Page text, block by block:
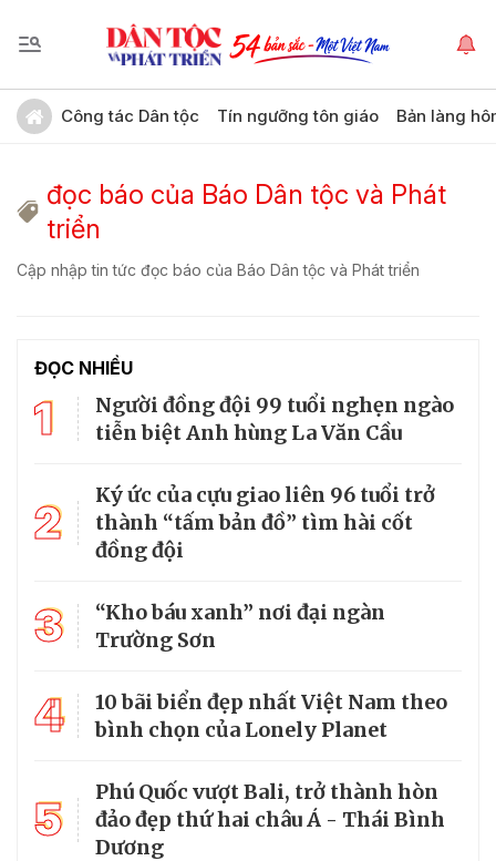
Công tác Dân tộc Tín ngưỡng tôn giáo Bản làng
đọc báo của Báo Dân tộc và Phát
triển
Cập nhập tin tức đọc báo của Báo Dân tộc và Phát triển
ĐỌC NHIỀU
1
Người đồng đội 99 tuổi nghẹn ngào
tiễn biệt Anh hùng La Văn Cầu
2
Ký ức của cựu giao liên 96 tuổi trở
thành “tấm bản đồ” tìm hài cốt
đồng đội
3
“Kho báu xanh” nơi đại ngàn
Trường Sơn
4
10 bãi biển đẹp nhất Việt Nam theo
bình chọn của Lonely Planet
5
Phú Quốc vượt Bali, trở thành hòn
đảo đẹp thứ hai châu Á - Thái Bình
Dương